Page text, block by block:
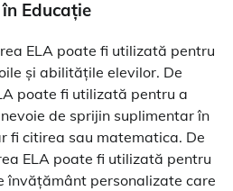
Educație
ELA poate fi utilizată pentru
și abilitățile elevilor. De
poate fi utilizată pentru a
de sprijin suplimentar în
fi citirea sau matematica. De
ELA poate fi utilizată pentru
învățământ personalizate care